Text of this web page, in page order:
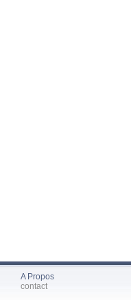
A Propos
contact